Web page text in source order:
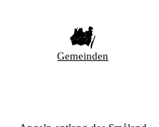
Gemeinden